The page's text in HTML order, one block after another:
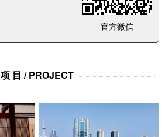
官方微信
项 目 / PROJECT